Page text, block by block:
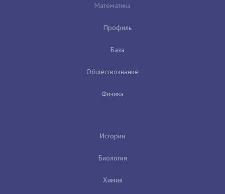
Математика
Профиль
База
Обществознание
Физика
История
Биология
Химия